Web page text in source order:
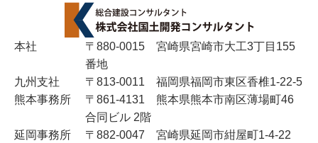
2025年4月
2025年3月
2025年2月
2024年11月
本社
〒880-0015 宮崎県宮崎市大工3丁目155
番地
九州支社
〒813-0011 福岡県福岡市東区香椎1-22-5
熊本事務所
〒861-4131 熊本県熊本市南区薄場町46
合同ビル 2階
延岡事務所
〒882-0047 宮崎県延岡市紺屋町1-4-22